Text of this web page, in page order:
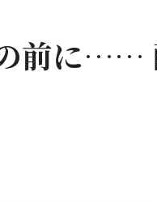
前に……